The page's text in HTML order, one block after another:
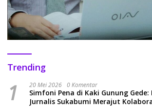
Trending
1 20 Mei 2026 0 Komentar
Simfoni Pena di Kaki Gunung
Jurnalis Sukabumi Merajut